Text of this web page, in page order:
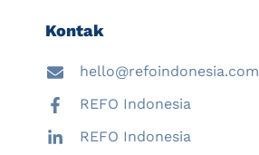
Kontak
hello@refoindonesia.com
REFO Indonesia
REFO Indonesia